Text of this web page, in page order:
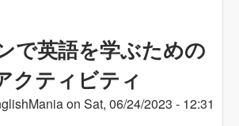
で英語を学ぶための
クティビティ
on Sat, 06/24/2023 - 12:31